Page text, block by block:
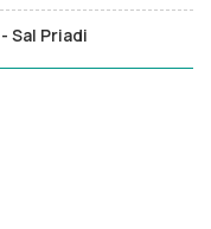
Sal Priadi